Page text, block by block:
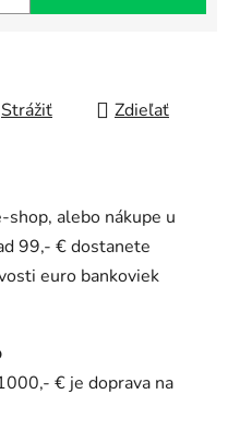
Strážiť Zdieľať
shop, alebo nákupe u
99,- € dostanete
euro bankoviek
€ je doprava na